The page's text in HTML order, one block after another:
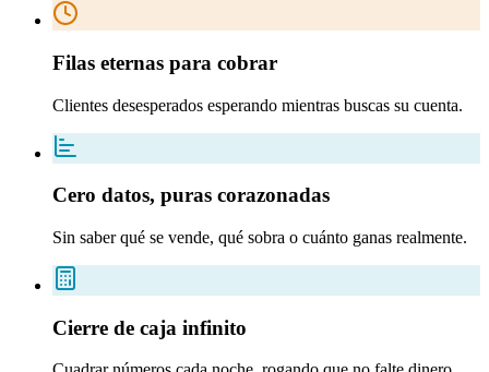
Filas eternas para cobrar
Clientes desesperados esperando mientras buscas su cuenta.
Cero datos, puras corazonadas
Sin saber qué se vende, qué sobra o cuánto ganas realmente.
Cierre de caja infinito